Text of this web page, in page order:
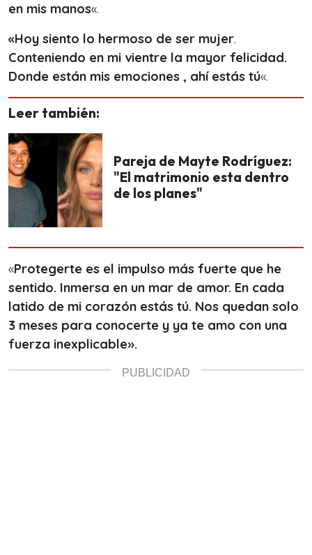
en mis manos«.
«Hoy siento lo hermoso de ser mujer.
Conteniendo en mi vientre la mayor felicidad.
Donde están mis emociones , ahí estás tú«.
Leer también:
Pareja de Mayte Rodríguez:
"El matrimonio esta dentro
de los planes"
«Protegerte es el impulso más fuerte que he
sentido. Inmersa en un mar de amor. En cada
latido de mi corazón estás tú. Nos quedan solo
3 meses para conocerte y ya te amo con una
fuerza inexplicable».